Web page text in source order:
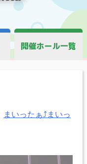
開催ホール一覧
まいったぁ⤴まいっ